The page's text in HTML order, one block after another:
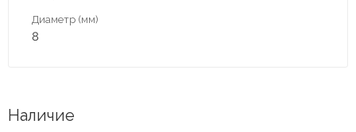
Диаметр (мм)
8
Наличие